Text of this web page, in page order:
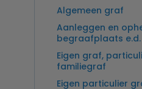
Algemeen graf
Aanleggen en
begraafplaats e.d.
Eigen graf,
familiegraf
Eigen particulier